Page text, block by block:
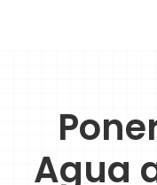
Agua